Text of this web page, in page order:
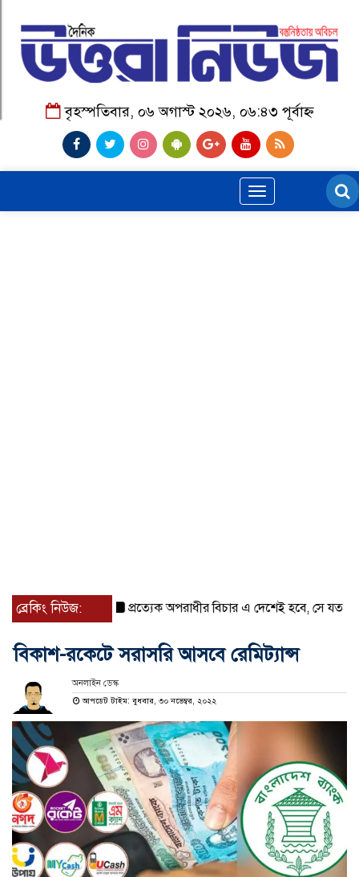
বৃহস্পতিবার, ০৬ অগাস্ট ২০২৬, ০৬:৪৩ পূর্বাহ্ন
Toggle
navigation
ব্রেকিং নিউজ: প্রত্যেক অপরাধীর বিচার এ দেশেই হবে, সে যত
বিকাশ-রকেটে সরাসরি আসবে রেমিট্যান্স
অনলাইন ডেস্ক
আপডেট টাইম: বুধবার, ৩০ নভেম্বর, ২০২২